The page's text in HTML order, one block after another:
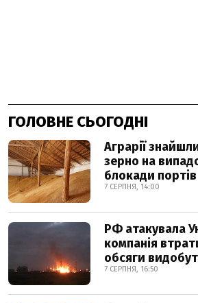
ГОЛОВНЕ СЬОГОДНІ
Аграрії
зерно на
блокади портів
7 СЕРПНЯ, 14:00
РФ атакувала
компанія
обсяги
7 СЕРПНЯ, 16:50